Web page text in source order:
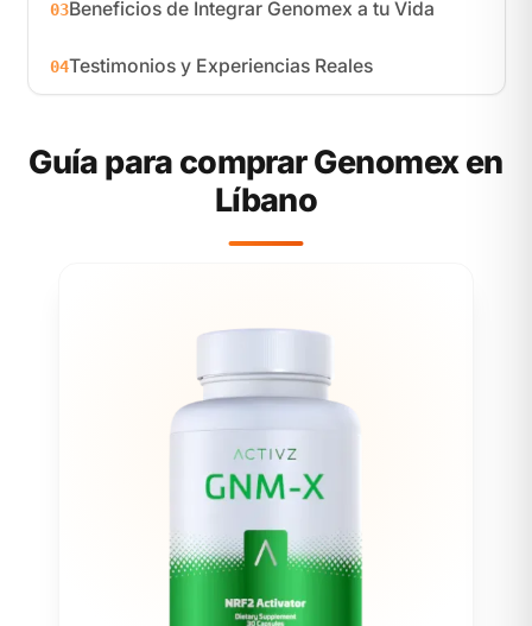
03Beneficios de Integrar Genomex a tu Vida
04Testimonios y Experiencias Reales
Guía para comprar Genomex en
Líbano